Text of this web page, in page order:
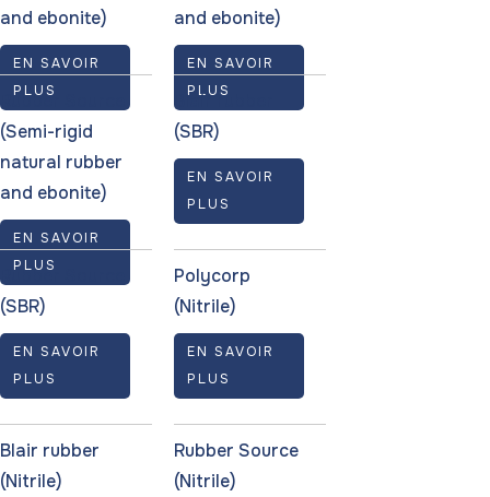
and ebonite)
EN SAVOIR
PLUS
and ebonite)
EN SAVOIR
PLUS
Rubber Source
(Semi-rigid
natural rubber
and ebonite)
EN SAVOIR
PLUS
Blair rubber
(SBR)
EN SAVOIR
PLUS
Rubber Source
(SBR)
EN SAVOIR
PLUS
Polycorp
(Nitrile)
EN SAVOIR
PLUS
Blair rubber
(Nitrile)
Rubber Source
(Nitrile)